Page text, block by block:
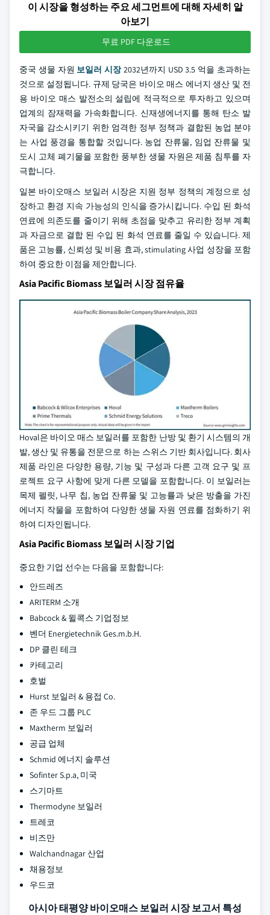
이 시장을 형성하는 주요 세그먼트에 대해 자세히 알
아보기
무료 PDF 다운로드
중국 생물 자원 보일러 시장2032년까지 USD 3.5 억을 초과하는
것으로 설정됩니다. 규제 당국은 바이오 매스 에너지 생산 및 전
용 바이오 매스 발전소의 설립에 적극적으로 투자하고 있으며
업계의 잠재력을 가속화합니다. 신재생에너지를 통해 탄소 발
자국을 감소시키기 위한 엄격한 정부 정책과 결합된 농업 분야
는 사업 풍경을 통합할 것입니다. 농업 잔류물, 임업 잔류물 및
도시 고체 폐기물을 포함한 풍부한 생물 자원은 제품 침투를 자
극합니다.
일본 바이오매스 보일러 시장은 지원 정부 정책의 계정으로 성
장하고 환경 지속 가능성의 인식을 증가시킵니다. 수입 된 화석
연료에 의존도를 줄이기 위해 초점을 맞추고 유리한 정부 계획
과 자금으로 결합 된 수입 된 화석 연료를 줄일 수 있습니다. 제
품은 고능률, 신뢰성 및 비용 효과, stimulating 사업 성장을 포함
하여 중요한 이점을 제안합니다.
Asia Pacific Biomass 보일러 시장 점유율
Hoval은 바이오 매스 보일러를 포함한 난방 및 환기 시스템의 개
발, 생산 및 유통을 전문으로 하는 스위스 기반 회사입니다. 회사
제품 라인은 다양한 용량, 기능 및 구성과 다른 고객 요구 및 프
로젝트 요구 사항에 맞게 다른 모델을 포함합니다. 이 보일러는
목제 펠릿, 나무 칩, 농업 잔류물 및 고능률과 낮은 방출을 가진
에너지 작물을 포함하여 다양한 생물 자원 연료를 점화하기 위
하여 디자인됩니다.
Asia Pacific Biomass 보일러 시장 기업
중요한 기업 선수는 다음을 포함합니다:
안드레즈
ARITERM 소개
Babcock & 윌콕스 기업정보
벤더 Energietechnik Ges.m.b.H.
DP 클린 테크
카테고리
호벌
Hurst 보일러 & 용접 Co.
존 우드 그룹 PLC
Maxtherm 보일러
공급 업체
Schmid 에너지 솔루션
Sofinter S.p.a, 미국
스기마트
Thermodyne 보일러
트레코
비즈만
Walchandnagar 산업
채용정보
우드코
아시아 태평양 바이오매스 보일러 시장 보고서 특성